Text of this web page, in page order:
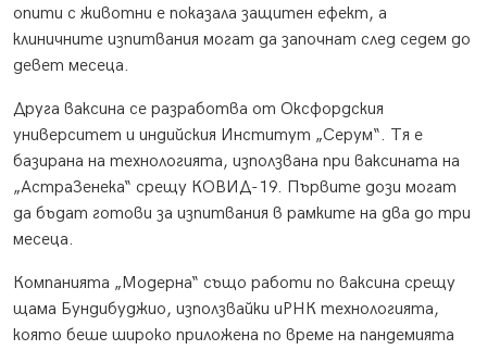
опити с животни е показала защитен ефект, а
клиничните изпитвания могат да започнат след седем до
девет месеца.
Друга ваксина се разработва от Оксфордския
университет и индийския Институт „Серум“. Тя е
базирана на технологията, използвана при ваксината на
„АстраЗенека“ срещу КОВИД-19. Първите дози могат
да бъдат готови за изпитвания в рамките на два до три
месеца.
Компанията „Модерна“ също работи по ваксина срещу
щама Бундибуджио, използвайки иРНК технологията,
която беше широко приложена по време на пандемията